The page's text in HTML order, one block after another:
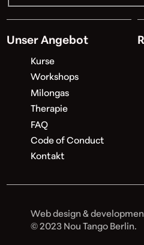
Unser Angebot
Kurse
Workshops
Milongas
Therapie
FAQ
Code of Conduct
Kontakt
Web design &
© 2023 Nou Tango Berlin.